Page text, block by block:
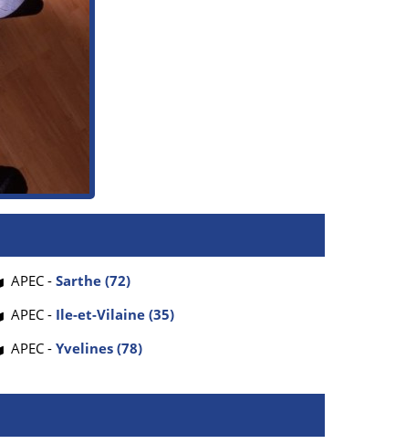
APEC -Sarthe (72)
APEC - Ile-et-Vilaine (35)
APEC -Yvelines (78)